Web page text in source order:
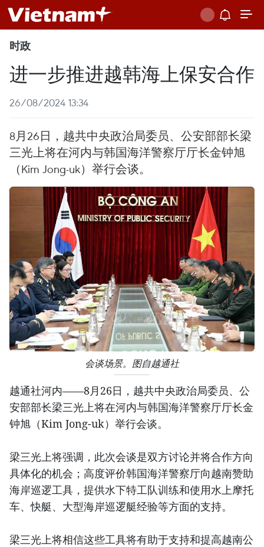
时政
进一步推进越韩海上保安合作
26/08/2024 13:34
8月26日，越共中央政治局委员、公安部部长梁
三光上将在河内与韩国海洋警察厅厅长金钟旭
（Kim Jong-uk）举行会谈。
会谈场景。图自越通社
越通社河内——8月26日，越共中央政治局委员、公
安部部长梁三光上将在河内与韩国海洋警察厅厅长金
钟旭（Kim Jong-uk）举行会谈。
梁三光上将强调，此次会谈是双方讨论并将合作方向
具体化的机会；高度评价韩国海洋警察厅向越南赞助
海岸巡逻工具，提供水下特工队训练和使用水上摩托
车、快艇、大型海岸巡逻艇经验等方面的支持。
梁三光上将相信这些工具将有助于支持和提高越南公